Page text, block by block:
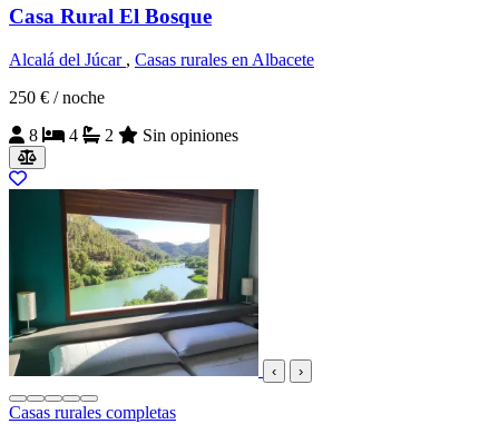
Casa Rural El Bosque
Alcalá del Júcar , Casas rurales en Albacete
250 € / noche
8
4 2 Sin opiniones
‹ ›
Casas rurales completas